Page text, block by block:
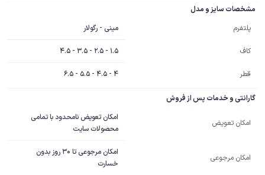
مشخصات سایز و مدل
پلتفرم
مینی - رگولار
کاف 1.5 - 2.5 - 3.5 - 4.5
قطر 4 - 4.5 - 5.5 - 6.5
گارانتی و خدمات پس از فروش
امکان تعویض
امکان تعویض نامحدود با تمامی
محصولات سایت
امکان مرجوعی
امکان مرجوعی تا 30 روز بدون
خسارت